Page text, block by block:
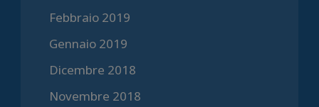
Febbraio 2019
Gennaio 2019
Dicembre 2018
Novembre 2018